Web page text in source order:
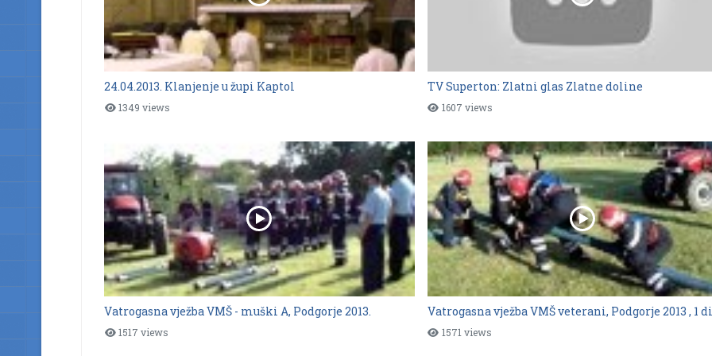
24.04.2013. Klanjenje u župi Kaptol
1349 views
TV Superton: Zlatni glas Zlatne doline
1607 views
Vatrogasna vježba VMŠ - muški A, Podgorje 2013.
1517 views
Vatrogasna vježba VMŠ veterani, Podgorje 2013 , 1
1571 views